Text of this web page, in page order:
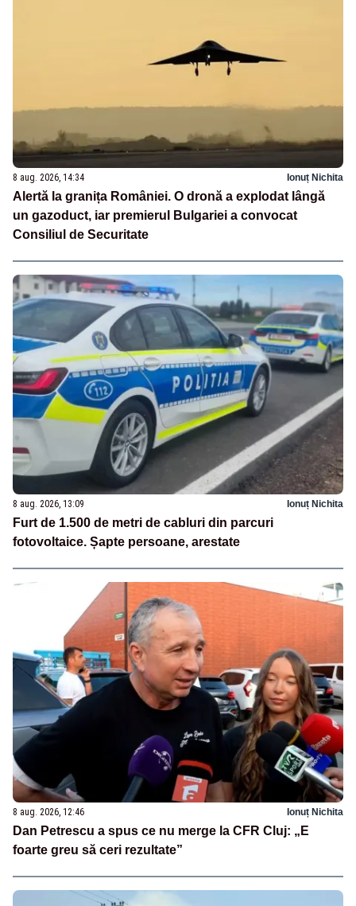
8 aug. 2026, 14:34 Ionuț Nichita
Alertă la granița României. O dronă a explodat lângă
un gazoduct, iar premierul Bulgariei a convocat
Consiliul de Securitate
8 aug. 2026, 13:09 Ionuț Nichita
Furt de 1.500 de metri de cabluri din parcuri
fotovoltaice. Șapte persoane, arestate
8 aug. 2026, 12:46 Ionuț Nichita
Dan Petrescu a spus ce nu merge la CFR Cluj: „E
foarte greu să ceri rezultate”